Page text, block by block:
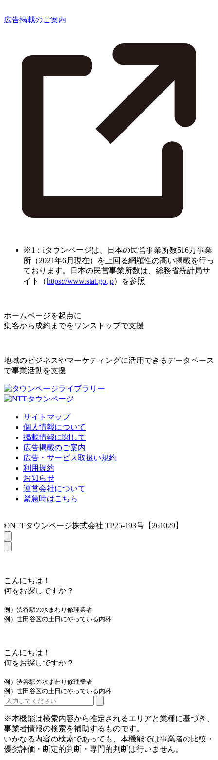
広告掲載のご案内
※1：iタウンページは、日本の民営事業所数516万事業
所（2021年6月現在）を上回る網羅性の高い掲載を行っ
ております。日本の民営事業所数は、総務省統計局サ
イト（https://www.stat.go.jp）を参照
ホームページを起点に
集客から成約までをワンストップで支援
地域のビジネスやマーケティングに活用できるデータベース
で事業活動を支援
サイトマップ
個人情報について
掲載情報に関して
広告掲載のご案内
広告・サービス取扱い規約
利用規約
お知らせ
運営会社について
緊急時はこちら
©NTTタウンページ株式会社 TP25-193号【261029】
こんにちは！
何をお探しですか？
例）渋谷駅の水まわり修理業者
例）世田谷区の土日にやっている内科
こんにちは！
何をお探しですか？
例）渋谷駅の水まわり修理業者
例）世田谷区の土日にやっている内科
※本機能は検索内容から推定されるエリアと業種に基づき、
事業者情報の検索を補助するものです。
いかなる内容の検索であっても、本機能では事業者の比較・
優劣評価・断定的判断・専門的判断は行いません。